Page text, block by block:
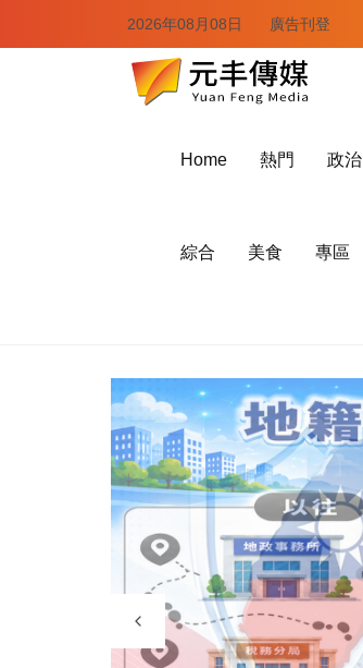
2026年08月08日 廣告刊登
Home 熱門 政治
綜合 美食 專區